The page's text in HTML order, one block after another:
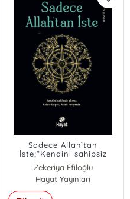
Sadece Allah’tan
İste;“Kendini sahipsiz
görme. Kaldır Başını Allah
Her Yerde.”
Zekeriya Efiloğlu
Hayat Yayınları